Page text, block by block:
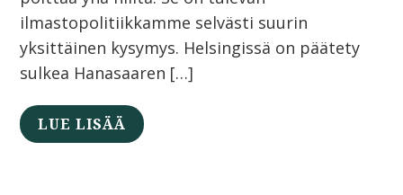
ilmastopolitiikkamme selvästi suurin
yksittäinen kysymys. Helsingissä on päätety
sulkea Hanasaaren […]
LUE LISÄÄ